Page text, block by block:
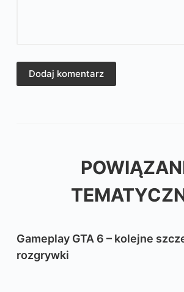
Dodaj komentarz
Gameplay GTA 6 – kolejne
rozgrywki